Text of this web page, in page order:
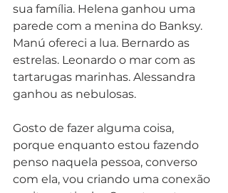
sua família. Helena ganhou uma
parede com a menina do Banksy.
Manú ofereci a lua. Bernardo as
estrelas. Leonardo o mar com as
tartarugas marinhas. Alessandra
ganhou as nebulosas.
Gosto de fazer alguma coisa,
porque enquanto estou fazendo
penso naquela pessoa, converso
com ela, vou criando uma conexão